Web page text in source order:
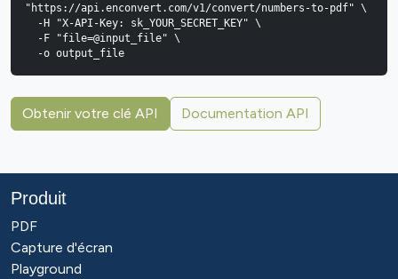
"https://api.enconvert.com/v1/convert/numbers-to-pdf" \
  -o output_file
Obtenir votre clé API Documentation API
Produit
PDF
Capture d'écran
Playground